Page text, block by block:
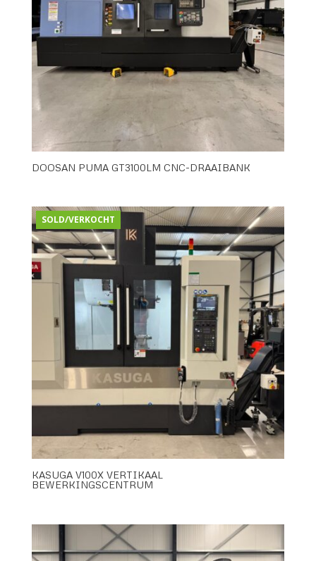
DOOSAN PUMA GT3100LM CNC-DRAAIBANK
SOLD/VERKOCHT
KASUGA V100X VERTIKAAL
BEWERKINGSCENTRUM